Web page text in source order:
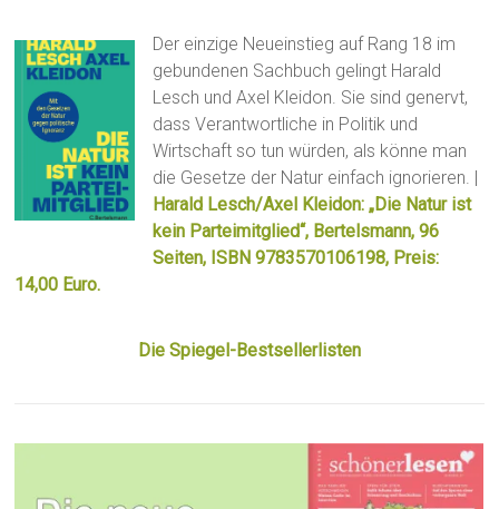
Der einzige Neueinstieg auf Rang 18 im
gebundenen Sachbuch gelingt Harald
Lesch und Axel Kleidon. Sie sind genervt,
dass Verantwortliche in Politik und
Wirtschaft so tun würden, als könne man
die Gesetze der Natur einfach ignorieren. |
Harald Lesch/Axel Kleidon: „Die Natur ist
kein Parteimitglied“, Bertelsmann, 96
Seiten, ISBN 9783570106198, Preis:
14,00 Euro.
Die Spiegel-Bestsellerlisten